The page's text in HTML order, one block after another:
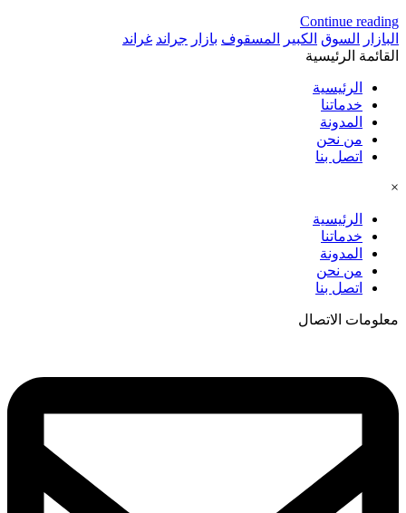
Continue reading
البازار
السوق الكبير المسقوف بازار جراند غراند
القائمة الرئيسية
الرئيسية
خدماتنا
المدونة
من نحن
اتصل بنا
×
الرئيسية
خدماتنا
المدونة
من نحن
اتصل بنا
معلومات الاتصال